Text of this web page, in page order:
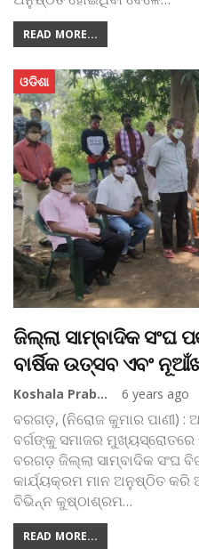
READ MORE...
ଓଡିଶା
ଜିଲ୍ଲା ସାମ୍ବାଦିକ ସଂଘ
ବାର୍ଷିକ ଉତ୍ସବ ଏବଂ
Koshala Prabaha 6 years ago
ବରଗଡ଼, (ନିରୋଜ କୁମାର ପାଣୀ)
ବର୍ଗଙ୍କୁ ସମାଜର
ବରଗଡ଼ ଜିଲ୍ଲା ସାମ୍ବାଦିକ ସଂଘ
କାର୍ଯ୍ୟକ୍ରମ ମାନ ଅନୁଷ୍ଠିତ କରି
ବିଭିନ୍ନ କୁଷ୍ଠାଶ୍ରମ…
READ MORE...